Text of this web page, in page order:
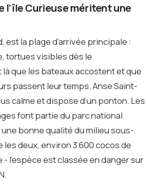
l’île Curieuse méritent une
est la plage d’arrivée principale :
tortues visibles dès le
là que les bateaux accostent et que
passent leur temps. Anse Saint-
calme et dispose d’un ponton. Les
font partie du parc national
bonne qualité du milieu sous-
les deux, environ 3 600 cocos de
- l’espèce est classée en danger sur